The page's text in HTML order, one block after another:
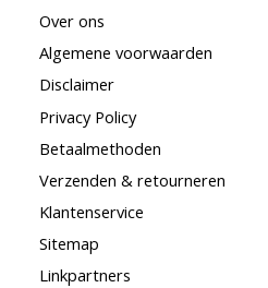
Over ons
Algemene voorwaarden
Disclaimer
Privacy Policy
Betaalmethoden
Verzenden & retourneren
Klantenservice
Sitemap
Linkpartners